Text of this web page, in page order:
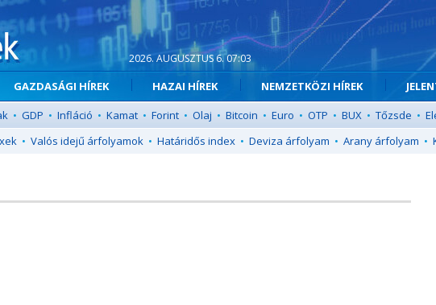
2026. AUGUSZTUS 6. 07:03
GAZDASÁGI HÍREK HAZAI HÍREK NEMZETKÖZI HÍREK
• GDP • Infláció • Kamat • Forint • Olaj • Bitcoin • Euro • OTP • BUX • Tőzsde •
• Valós idejű árfolyamok • Határidős index • Deviza árfolyam • Arany árfolyam •